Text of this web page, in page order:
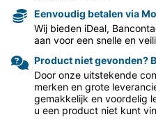
Eenvoudig betalen via
Wij bieden iDeal,
aan voor een snelle en
Product niet gevonden?
Door onze uitstekende
merken en grote
gemakkelijk en voordelig
u een product niet kunt